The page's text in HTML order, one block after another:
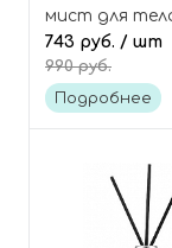
мист для
волос с
соленой
Sweet Rush
743 руб. / шт
990 руб.
Подробнее